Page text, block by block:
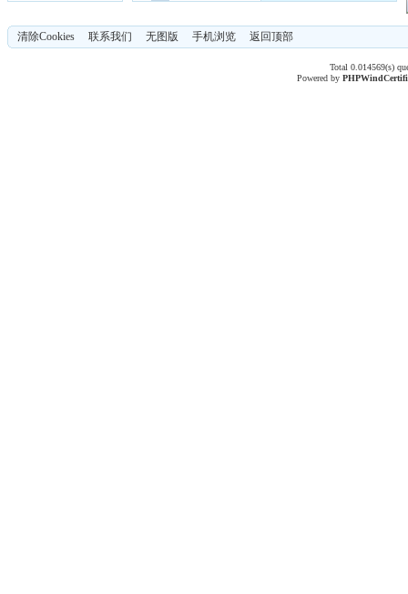
清除Cookies 联系我们 无图版 手机浏览 返回顶部
Total 0.014569(s)
Powered byPHPWind